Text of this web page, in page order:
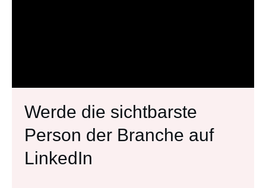
Werde die sichtbarste
Person der Branche auf
LinkedIn